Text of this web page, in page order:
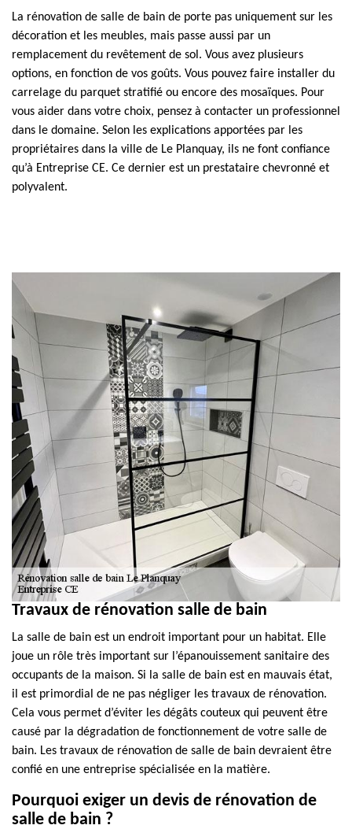
La rénovation de salle de bain de porte pas uniquement sur les
décoration et les meubles, mais passe aussi par un
remplacement du revêtement de sol. Vous avez plusieurs
options, en fonction de vos goûts. Vous pouvez faire installer du
carrelage du parquet stratifié ou encore des mosaïques. Pour
vous aider dans votre choix, pensez à contacter un professionnel
dans le domaine. Selon les explications apportées par les
propriétaires dans la ville de Le Planquay, ils ne font confiance
qu’à Entreprise CE. Ce dernier est un prestataire chevronné et
polyvalent.
Travaux de rénovation salle de bain
La salle de bain est un endroit important pour un habitat. Elle
joue un rôle très important sur l’épanouissement sanitaire des
occupants de la maison. Si la salle de bain est en mauvais état,
il est primordial de ne pas négliger les travaux de rénovation.
Cela vous permet d’éviter les dégâts couteux qui peuvent être
causé par la dégradation de fonctionnement de votre salle de
bain. Les travaux de rénovation de salle de bain devraient être
confié en une entreprise spécialisée en la matière.
Pourquoi exiger un devis de rénovation de
salle de bain ?